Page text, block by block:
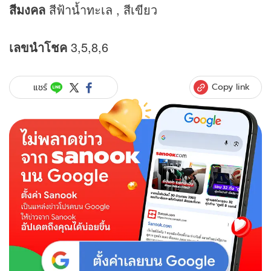
สีมงคล สีฟ้าน้ำทะเล , สีเขียว
เลขนำโชค 3,5,8,6
แชร์ Copy link